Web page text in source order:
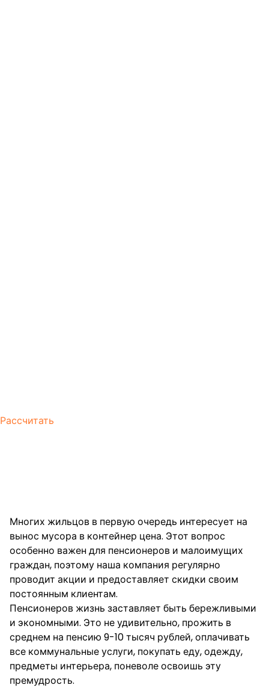
Рассчитать
Многих жильцов в первую очередь интересует на
вынос мусора в контейнер цена. Этот вопрос
особенно важен для пенсионеров и малоимущих
граждан, поэтому наша компания регулярно
проводит акции и предоставляет скидки своим
постоянным клиентам.
Пенсионеров жизнь заставляет быть бережливыми
и экономными. Это не удивительно, прожить в
среднем на пенсию 9-10 тысяч рублей, оплачивать
все коммунальные услуги, покупать еду, одежду,
предметы интерьера, поневоле освоишь эту
премудрость.